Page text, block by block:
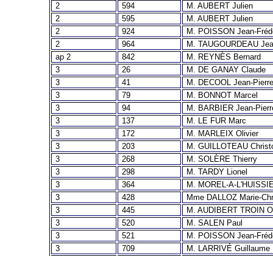
2
594
M. AUBERT Julien
2
595
M. AUBERT Julien
2
924
M. POISSON Jean-
2
964
M. TAUGOURDEAU
ap 2
842
M. REYNÈS Bernard
3
26
M. DE GANAY Claude
3
41
M. DECOOL Jean-
3
79
M. BONNOT Marcel
3
94
M. BARBIER Jean-
3
137
M. LE FUR Marc
3
172
M. MARLEIX Olivier
3
203
M. GUILLOTEAU
3
268
M. SOLÈRE Thierry
3
298
M. TARDY Lionel
3
364
M. MOREL-A-
3
428
Mme DALLOZ Marie-
3
445
M. AUDIBERT TROIN
3
520
M. SALEN Paul
3
521
M. POISSON Jean-
3
709 M. LARRIVÉ Guillaume